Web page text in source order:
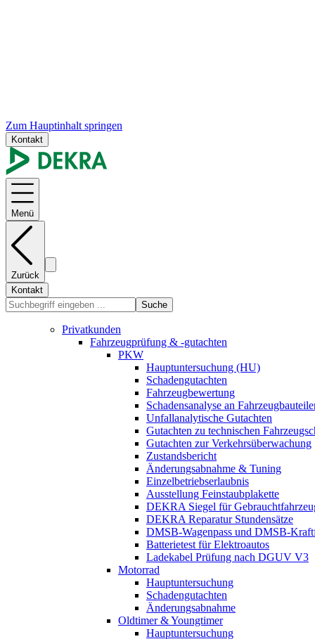
Zum Hauptinhalt springen
Kontakt
Menü
Zurück
Kontakt
Suche
Privatkunden
Fahrzeugprüfung & -gutachten
PKW
Hauptuntersuchung (HU)
Schadengutachten
Fahrzeugbewertung
Schadensanalyse an
Unfallanalytische Gutachten
Gutachten zu technischen
Gutachten zur Verkehrsüberwachung
Zustandsbericht
Änderungsabnahme & Tuning
Einzelbetriebserlaubnis
Ausstellung Feinstaubplakette
DEKRA Siegel für
DEKRA Reparatur Stundensätze
DMSB-Wagenpass und DMSB-
Batterietest für Elektroautos
Ladekabel Prüfung nach DGUV V3
Motorrad
Hauptuntersuchung
Schadengutachten
Änderungsabnahme
Oldtimer & Youngtimer
Hauptuntersuchung